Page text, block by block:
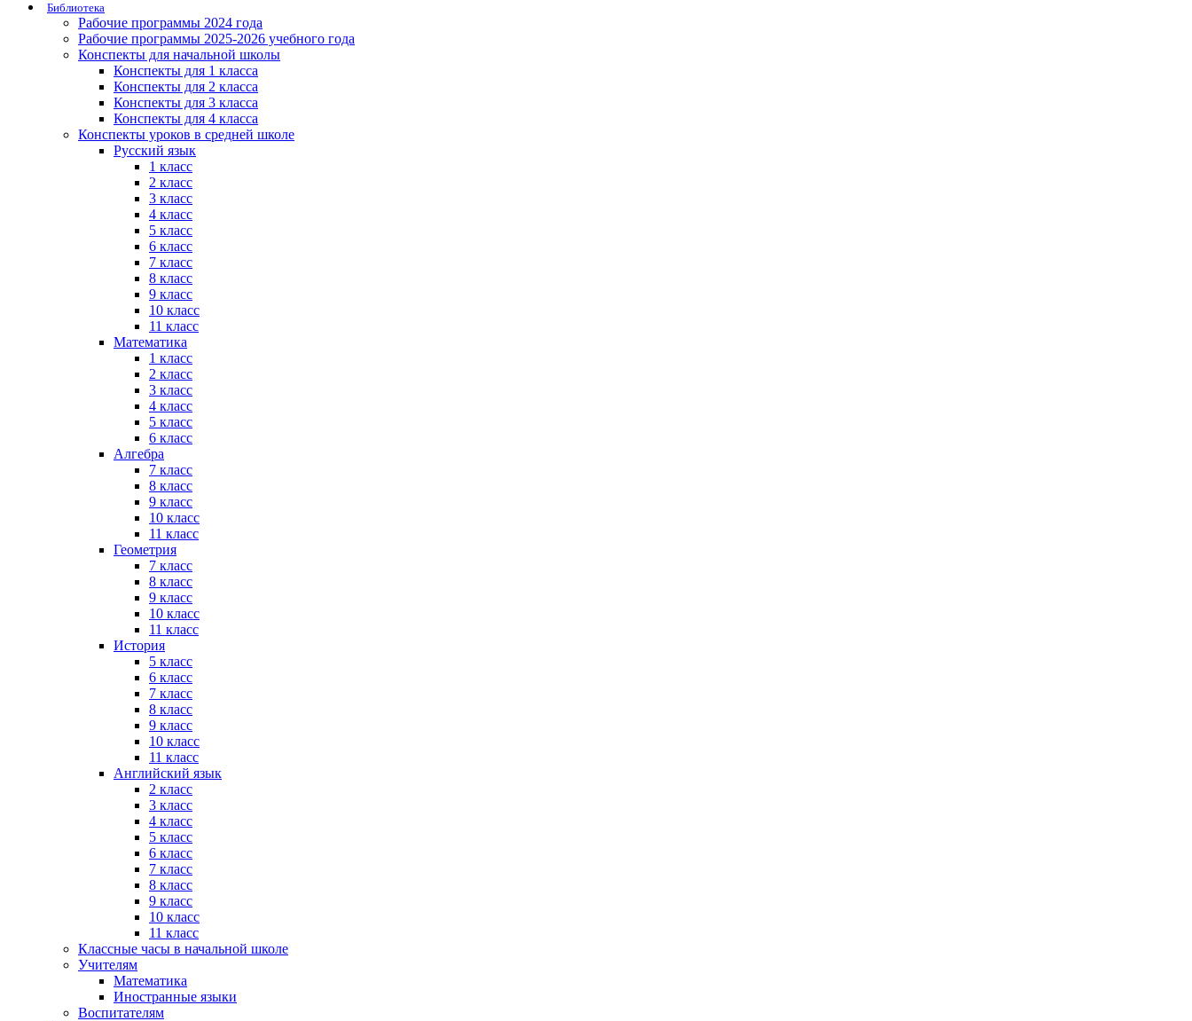
Библиотека
Рабочие программы 2024 года
Рабочие программы 2025-2026 учебного года
Конспекты для начальной школы
Конспекты для 1 класса
Конспекты для 2 класса
Конспекты для 3 класса
Конспекты для 4 класса
Конспекты уроков в средней школе
Русский язык
1 класс
2 класс
3 класс
4 класс
5 класс
6 класс
7 класс
8 класс
9 класс
10 класс
11 класс
Математика
1 класс
2 класс
3 класс
4 класс
5 класс
6 класс
Алгебра
7 класс
8 класс
9 класс
10 класс
11 класс
Геометрия
7 класс
8 класс
9 класс
10 класс
11 класс
История
5 класс
6 класс
7 класс
8 класс
9 класс
10 класс
11 класс
Английский язык
2 класс
3 класс
4 класс
5 класс
6 класс
7 класс
8 класс
9 класс
10 класс
11 класс
Классные часы в начальной школе
Учителям
Математика
Иностранные языки
Воспитателям